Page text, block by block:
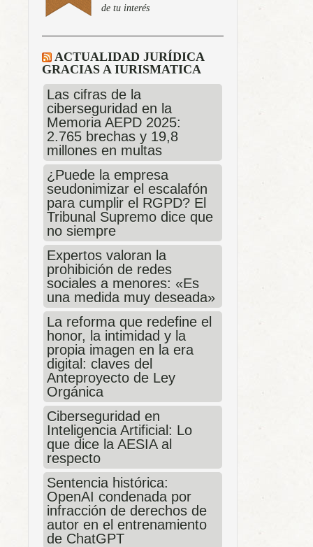
de tu interés
ACTUALIDAD JURÍDICA
GRACIAS A IURISMATICA
Las cifras de la
ciberseguridad en la
Memoria AEPD 2025:
2.765 brechas y 19,8
millones en multas
¿Puede la empresa
seudonimizar el escalafón
para cumplir el RGPD? El
Tribunal Supremo dice que
no siempre
Expertos valoran la
prohibición de redes
sociales a menores: «Es
una medida muy deseada»
La reforma que redefine el
honor, la intimidad y la
propia imagen en la era
digital: claves del
Anteproyecto de Ley
Orgánica
Ciberseguridad en
Inteligencia Artificial: Lo
que dice la AESIA al
respecto
Sentencia histórica:
OpenAI condenada por
infracción de derechos de
autor en el entrenamiento
de ChatGPT